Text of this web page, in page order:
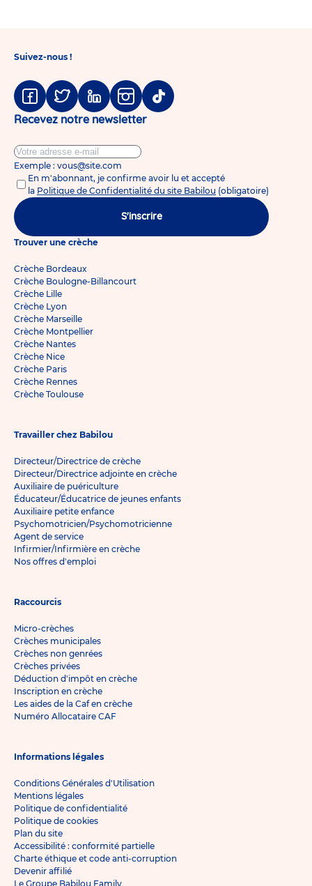
Suivez-nous !
Facebook
TwitterLinkedinInstagram
Tiktok
Recevez notre newsletter
Exemple : vous@site.com
En m'abonnant, je confirme avoir lu et accepté
la Politique de Confidentialité du site Babilou (obligatoire)
S'inscrire
Trouver une crèche
Crèche Bordeaux
Crèche Boulogne-Billancourt
Crèche Lille
Crèche Lyon
Crèche Marseille
Crèche Montpellier
Crèche Nantes
Crèche Nice
Crèche Paris
Crèche Rennes
Crèche Toulouse
Travailler chez Babilou
Directeur/Directrice de crèche
Directeur/Directrice adjointe en crèche
Auxiliaire de puériculture
Éducateur/Éducatrice de jeunes enfants
Auxiliaire petite enfance
Psychomotricien/Psychomotricienne
Agent de service
Infirmier/Infirmière en crèche
Nos offres d'emploi
Raccourcis
Micro-crèches
Crèches municipales
Crèches non genrées
Crèches privées
Déduction d'impôt en crèche
Inscription en crèche
Les aides de la Caf en crèche
Numéro Allocataire CAF
Informations légales
Conditions Générales d'Utilisation
Mentions légales
Politique de confidentialité
Politique de cookies
Plan du site
Accessibilité : conformité partielle
Charte éthique et code anti-corruption
Devenir affilié
Le Groupe Babilou Family